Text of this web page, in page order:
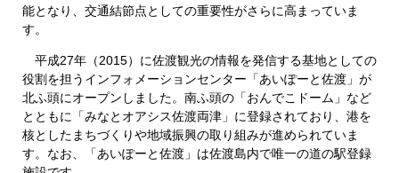
能となり、交通結節点としての重要性がさらに高まっていま
す。
平成27年（2015）に佐渡観光の情報を発信する基地としての
役割を担うインフォメーションセンター「あいぽーと佐渡」が
北ふ頭にオープンしました。南ふ頭の「おんでこドーム」など
とともに「みなとオアシス佐渡両津」に登録されており、港を
核としたまちづくりや地域振興の取り組みが進められていま
す。なお、「あいぽーと佐渡」は佐渡島内で唯一の道の駅登録